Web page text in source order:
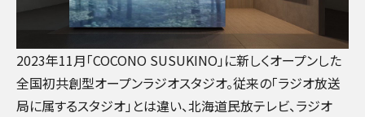
2023年11月「COCONO SUSUKINO」に新しくオープンした
全国初共創型オープンラジオスタジオ。従来の「ラジオ放送
局に属するスタジオ」とは違い、北海道民放テレビ、ラジオ